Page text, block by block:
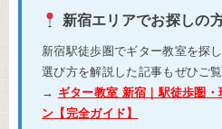
新宿エリアでお探しの
新宿駅徒歩圏でギター教室を探
選び方を解説した記事もぜひご覧
→ ギター教室 新宿｜駅徒歩圏
ン【完全ガイド】